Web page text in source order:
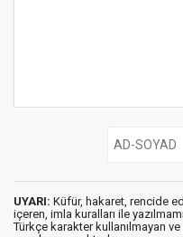
UYARI: Küfür, hakaret, rencide
içeren, imla kuralları ile
Türkçe karakter kullanılmayan